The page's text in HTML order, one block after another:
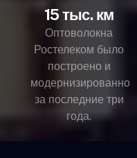
15 тыс. км
Оптоволокна
Ростелеком было
построено и
модернизированно
за последние три
года.